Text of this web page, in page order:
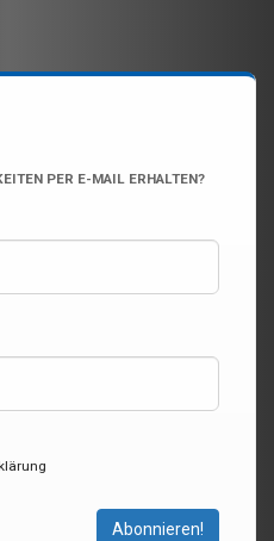
PER E-MAIL ERHALTEN?
Abonnieren!